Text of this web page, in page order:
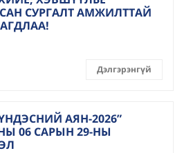
СУРГАЛТ АМЖИЛТТАЙ
Дэлгэрэнгүй
АЯН-2026”
06 САРЫН 29-НЫ